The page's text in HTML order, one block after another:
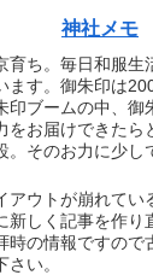
神社メモ
育ち。毎日和服生
ます。御朱印は
印ブームの中、御
をお届けできたら
。そのお力に少し
アウトが崩れてい
新しく記事を作り
時の情報ですので
い。